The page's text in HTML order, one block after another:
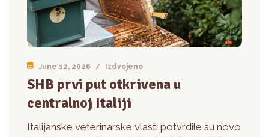
June 12, 2026 / Izdvojeno
SHB prvi put otkrivena u
centralnoj Italiji
Italijanske veterinarske vlasti potvrdile su novo